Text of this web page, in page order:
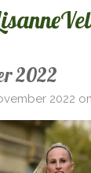
2022
2022